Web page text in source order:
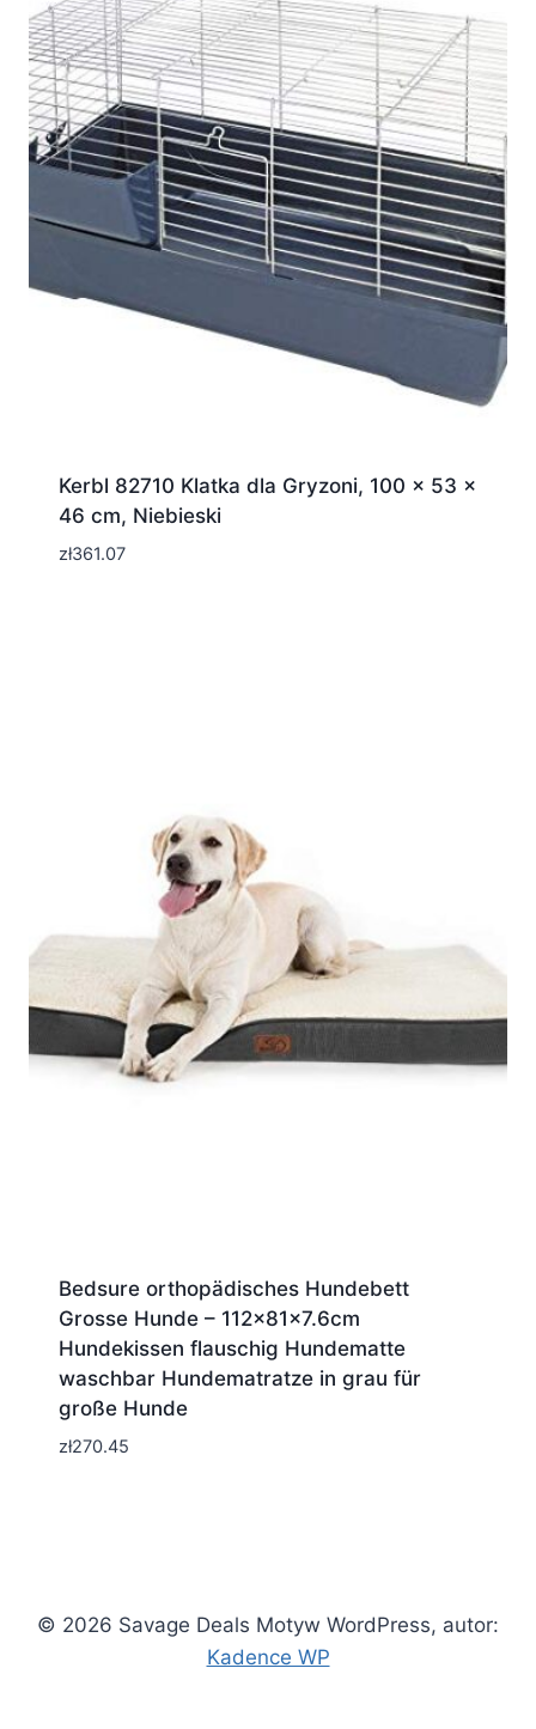
Kerbl 82710 Klatka dla Gryzoni, 100 x 53 x
46 cm, Niebieski
zł361.07
Bedsure orthopädisches Hundebett
Grosse Hunde – 112x81x7.6cm
Hundekissen flauschig Hundematte
waschbar Hundematratze in grau für
große Hunde
zł270.45
© 2026 Savage Deals Motyw WordPress, autor:
Kadence WP